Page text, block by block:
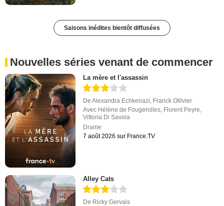
Saisons inédites bientôt diffusées
Nouvelles séries venant de commencer
La mère et l'assassin
DeAlexandra Echkenazi Franck Ollivier
Avec Hélène de Fougerolles Florent Peyre
Vittoria Di Savoia
Drame
7 août 2026 sur France.TV
Alley Cats
De Ricky Gervais